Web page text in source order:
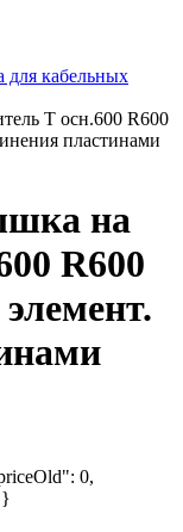
для кабельных
Т осн.600 R600
пластинами
на
R600
0,
}